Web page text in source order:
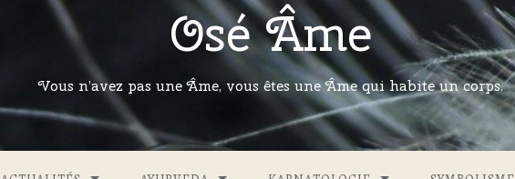
Osé Âme
Vous n’avez pas une Âme, vous êtes une Âme qui habite un corps.